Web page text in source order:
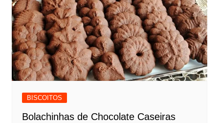
BISCOITOS
Bolachinhas de Chocolate Caseiras